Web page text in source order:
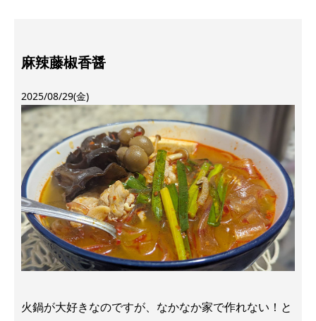
麻辣藤椒香醤
2025/08/29(金)
火鍋が大好きなのですが、なかなか家で作れない！と